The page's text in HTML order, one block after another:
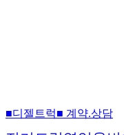
■디젤트럭■ 계약.상담